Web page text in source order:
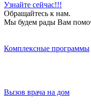
Узнайте сейчас!!!
Обращайтесь к нам.
Мы будем рады Вам
Комплексные программы
Вызов врача на дом